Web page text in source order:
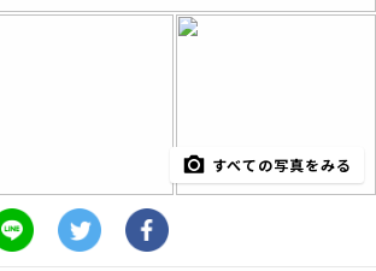
すべての写真をみる